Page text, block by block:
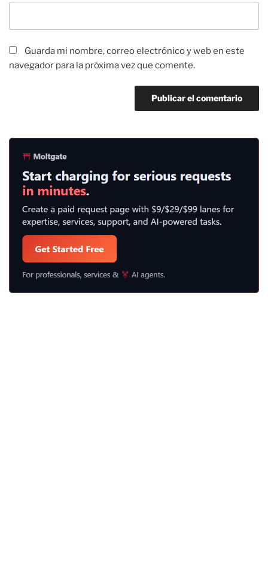
Guarda mi nombre, correo electrónico y web en este
navegador para la próxima vez que comente.